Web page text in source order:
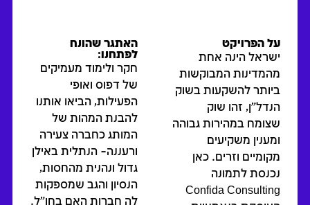
על הפרויקט
ישראל הינה אחת
מהמדינות המבוקשות
ביותר להשקעות בשוק
הנדל"ן, זהו שוק
שצומח במהירות גבוהה
ומענין משקיעים
מקומיים וזרים. כאן
נכנסת לתמונה
Confida Consulting
האתגר שהונח
לפתחנו:
חקר ולימוד מעמיקים
של דפוס ואופי
הפעילות, הביאו אותנו
להבנת המהות של
המותג כחברה צעירה
ורעננה– הנתלית באילן
גדול ונהנית מהחסות,
הנסיון והגב שמספקות
לה חברות האם בחו"ל.